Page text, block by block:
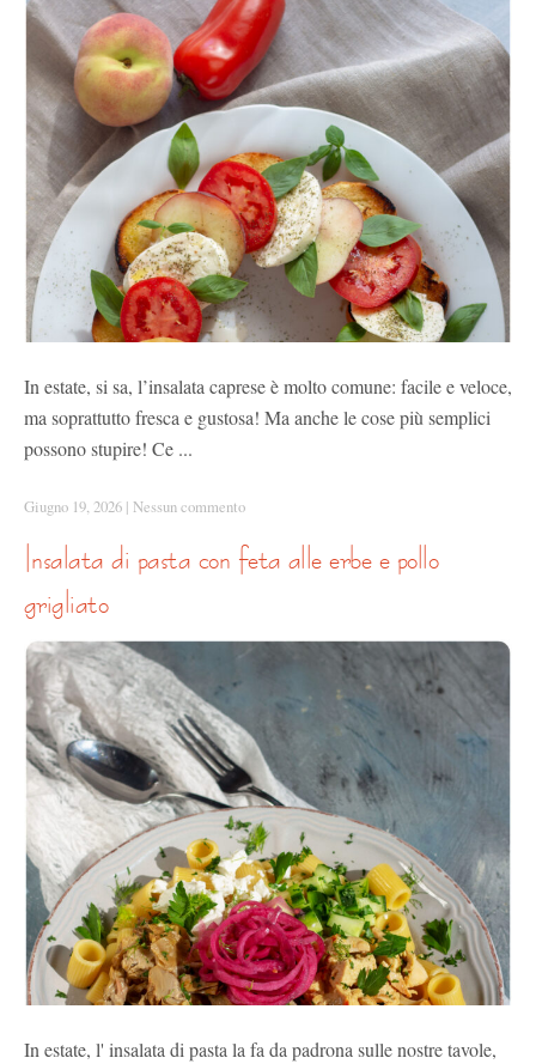
In estate, si sa, l’insalata caprese è molto comune: facile e veloce,
ma soprattutto fresca e gustosa! Ma anche le cose più semplici
possono stupire! Ce ...
Giugno 19, 2026 | Nessun commento
insalata di pasta con feta alle erbe e pollo
grigliato
In estate, l' insalata di pasta la fa da padrona sulle nostre tavole,